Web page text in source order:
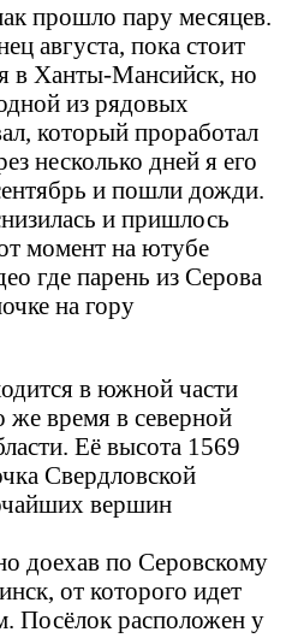
прошло пару месяцев.
августа, пока стоит
в Ханты-Мансийск, но
из рядовых
который проработал
несколько дней я его
и пошли дожди.
и пришлось
момент на ютубе
где парень из Серова
на гору
в южной части
же время в северной
Её высота 1569
Свердловской
вершин
доехав по Серовскому
от которого идет
Посёлок расположен у